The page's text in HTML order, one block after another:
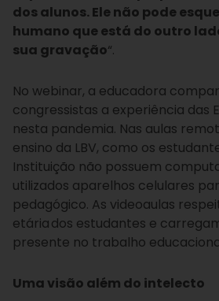
dos alunos. Ele não pode
humano que está do outro
sua gravação“.
No webinar, a educadora
congressistas a experiência das
nesta pandemia. Nas aulas
ensino da LBV, como os
Instituição não possuem
utilizados aparelhos celulares
pedagógico. As videoaulas
etária dos estudantes e
presente no trabalho
Uma visão além do intelecto